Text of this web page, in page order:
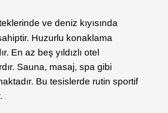
ve deniz kıyısında
Huzurlu konaklama
En az beş yıldızlı otel
Sauna, masaj, spa gibi
Bu tesislerde rutin sportif